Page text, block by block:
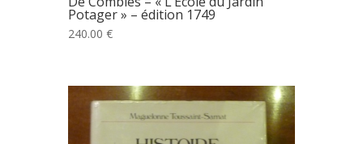
Potager » – édition 1749
240.00 €